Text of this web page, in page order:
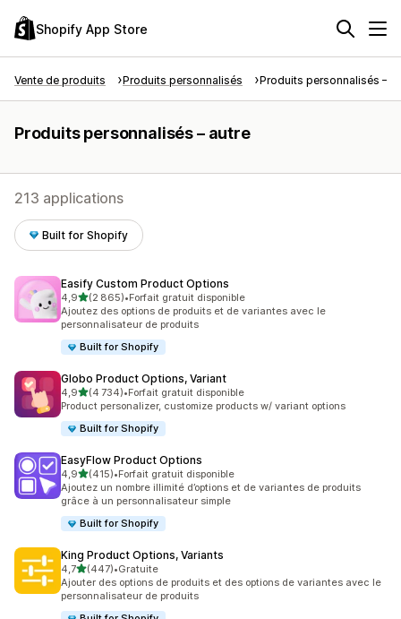
Shopify App Store
Vente de produits Produits personnalisés Produits personnalisés –
Produits personnalisés – autre
213 applications
Built for Shopify
Easify Custom Product Options
4,9étoile(s) sur 5
(2 865)
2865 avis au total
•Forfait gratuit disponible
Ajoutez des options de produits et de variantes avec le
personnalisateur de produits
Built for Shopify
Globo Product Options, Variant
4,9étoile(s) sur 5
(4 734)
4734 avis au total
•Forfait gratuit disponible
Product personalizer, customize products w/ variant options
Built for Shopify
EasyFlow Product Options
4,9étoile(s) sur 5
(415)
415 avis au total
•Forfait gratuit disponible
Ajoutez un nombre illimité d’options et de variantes de produits
grâce à un personnalisateur simple
Built for Shopify
King Product Options, Variants
4,7étoile(s) sur 5
(447)
447 avis au total
•Gratuite
Ajouter des options de produits et des options de variantes avec le
personnalisateur de produits